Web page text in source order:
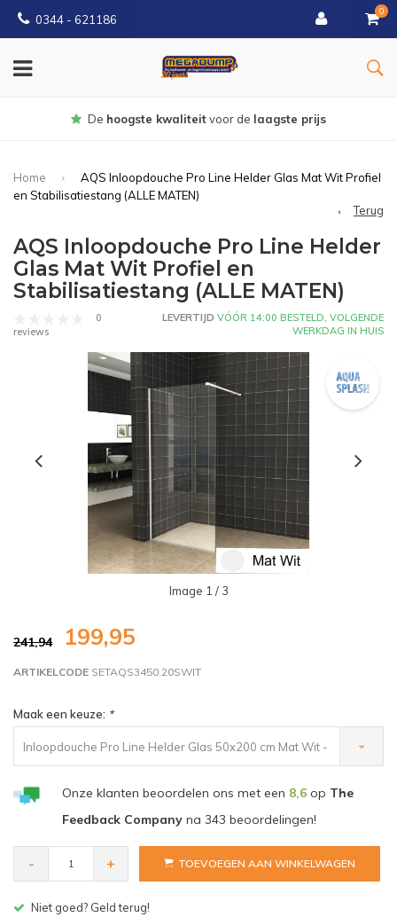
0344 - 621186
0
kwaliteitvoor delaagste prijs
Home
AQS Inloopdouche Pro Line Helder Glas Mat Wit Profiel
en Stabilisatiestang (ALLE MATEN)
Terug
AQS Inloopdouche Pro Line Helder
Glas Mat Wit Profiel en
Stabilisatiestang (ALLE MATEN)
0
reviews
LEVERTIJD VÓÓR 14:00 BESTELD, VOLGENDE
WERKDAG IN HUIS
Image 1 / 3
241,94 199,95
ARTIKELCODE SETAQS3450.20SWIT
Maak een keuze: *
Inloopdouche Pro Line Helder Glas 50x200 cm Mat Wit -
€199,95Onze klanten beoordelen ons met een 8,6op The
Feedback Companyna 343 beoordelingen!
- + TOEVOEGEN AAN WINKELWAGEN
Geld terug!